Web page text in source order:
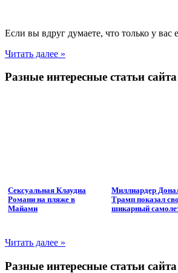
Если вы вдруг думаете, что только у
Читать далее »
Разные интересные статьи сайта
Сексуальная Клаудиа
Романи на пляже в
Майами
Миллиардер
Трамп показал
шикарный
Читать далее »
Разные интересные статьи сайта